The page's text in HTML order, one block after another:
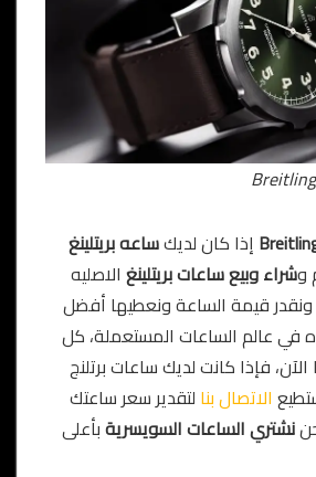
إذا كان لديكساعه بريتلينغ
وشراء وبيع ساعات بريتلينغ الاصليه
قيمة الساعة ونعطيها أفضل
في عالم الساعات المستعملة، كل
فإذا كانت لديك ساعات برتلنج
الاتصال بنا لتقدير سعر ساعتك
نشتري الساعات السويسريةبأعلى